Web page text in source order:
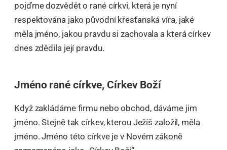
pojďme dozvědět o rané církvi, která je nyní
respektována jako původní křesťanská víra, jaké
měla jméno, jakou pravdu si zachovala a která církev
dnes zdědila její pravdu.
Jméno rané církve, Církev Boží
Když zakládáme firmu nebo obchod, dáváme jim
jméno. Stejně tak církev, kterou Ježíš založil, měla
jméno. Jméno této církve je v Novém zákoně